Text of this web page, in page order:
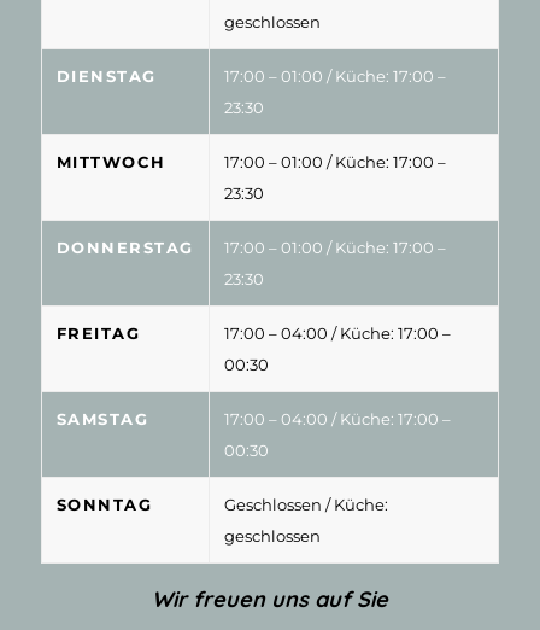
geschlossen
DIENSTAG 17:00 – 01:00 / Küche: 17:00 –
23:30
MITTWOCH 17:00 – 01:00 / Küche: 17:00 –
23:30
DONNERSTAG 17:00 – 01:00 / Küche: 17:00 –
23:30
FREITAG 17:00 – 04:00 / Küche: 17:00 –
00:30
SAMSTAG 17:00 – 04:00 / Küche: 17:00 –
00:30
SONNTAG Geschlossen / Küche:
geschlossen
Wir freuen uns auf Sie